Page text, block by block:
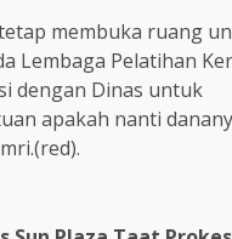
membuka ruang
Lembaga Pelatihan
dengan Dinas untuk
apakah nanti